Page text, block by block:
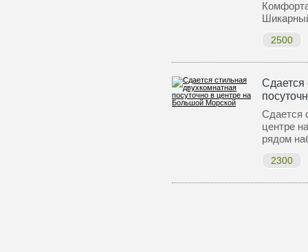
2500
Сдается
Сдается
центре
рядом
2300